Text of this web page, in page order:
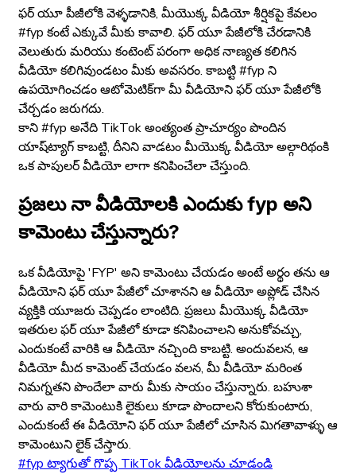
ఫర్ యూ పీజీలోకి వెళ్ళడానికి, మీయొక్క వీడియో శీర్షికపై కేవలం
#fyp కంటే ఎక్కువే మీకు కావాలి. ఫర్ యూ పేజీలోకి చేరడానికి
వెలుతురు మరియు కంటెంట్ పరంగా అధిక నాణ్యత కలిగిన
వీడియో కలిగివుండటం మీకు అవసరం. కాబట్టి #fyp ని
ఉపయోగించడం ఆటోమెటిక్‌గా మీ వీడియోని ఫర్ యూ పేజీలోకి
చేర్చడం జరుగదు.
కాని #fyp అనేది TikTok అంత్యంత ప్రాచూర్యం పొందిన
యాష్‌ట్యాగ్ కాబట్టి, దీనిని వాడటం మీయొక్క వీడియో అల్గారిథంకి
ఒక పాపులర్ వీడియో లాగా కనిపించేలా చేస్తుంది.
ప్రజలు నా వీడియోలకి ఎందుకు fyp అని
కామెంటు చేస్తున్నారు?
ఒక వీడియోపై 'FYP' అని కామెంటు చేయడం అంటే అర్థం తను ఆ
వీడియోని ఫర్ యూ పేజీలో చూశానని ఆ వీడియో అప్లోడ్ చేసిన
వ్యక్తికి యూజరు చెప్పడం లాంటిది. ప్రజలు మీయొక్క వీడియో
ఇతరుల ఫర్ యూ పేజీలో కూడా కనిపించాలని అనుకోవచ్చు,
ఎందుకంటే వారికి ఆ వీడియో నచ్చింది కాబట్టి. అందువలన, ఆ
వీడియో మీద కామెంట్ చేయడం వలన, మీ వీడియో మరింత
నిమగ్నతని పొందేలా వారు మీకు సాయం చేస్తున్నారు. బహుశా
వారు వారి కామెంటుకి లైకులు కూడా పొందాలని కోరుకుంటారు,
ఎందుకంటే ఈ వీడియోని ఫర్ యూ పేజీలో చూసిన మిగతావాళ్ళు ఆ
కామెంటుని లైక్ చేస్తారు.
#fyp ట్యాగుతో గొప్ప TikTok వీడియోలను చూడండి